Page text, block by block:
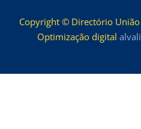
Copyright © Directório
Optimização digital